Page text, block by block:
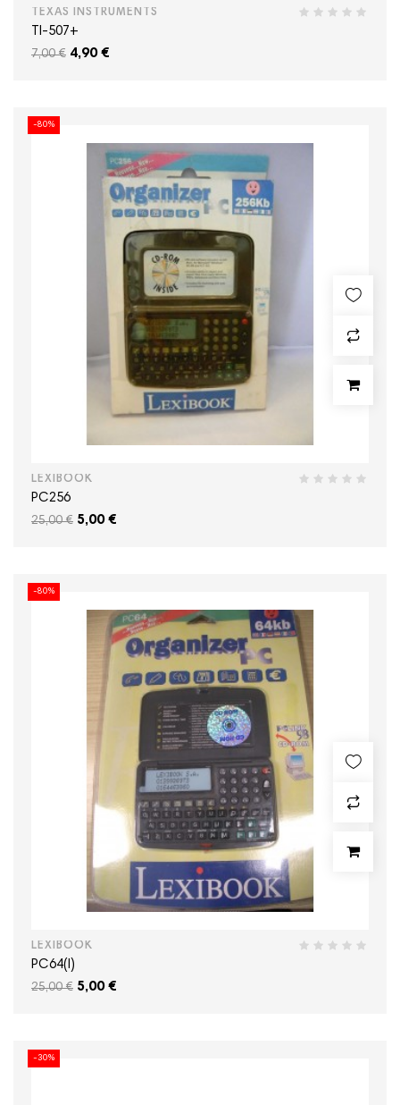
TEXAS INSTRUMENTS
TI-507+
7,00 € 4,90 €
-80%
LEXIBOOK
PC256
25,00 € 5,00 €
-80%
LEXIBOOK
PC64(I)
25,00 € 5,00 €
-30%